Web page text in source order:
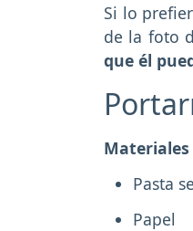
Si lo
de la foto
que él
Materiales
Pasta
Papel